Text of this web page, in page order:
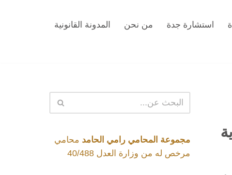
استشارة جدة من نحن
المدونة القانونية
مجموعة المحامي رامي الحامد محامي
مرخص له من وزارة العدل 40/488